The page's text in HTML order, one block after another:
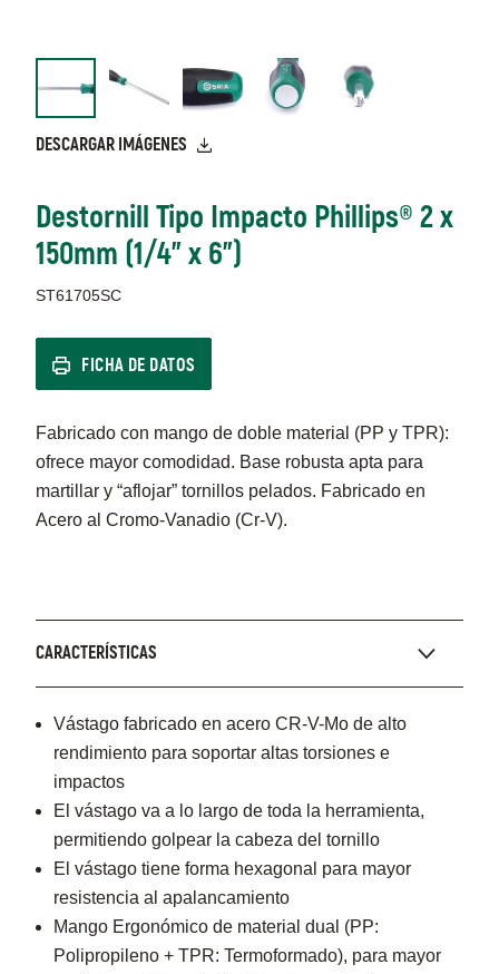
DESCARGAR IMÁGENES
Destornill Tipo Impacto Phillips® 2 x
150mm (1/4" x 6")
ST61705SC
FICHA DE DATOS
Fabricado con mango de doble material (PP y TPR):
ofrece mayor comodidad. Base robusta apta para
martillar y “aflojar” tornillos pelados. Fabricado en
Acero al Cromo-Vanadio (Cr-V).
CARACTERÍSTICAS
Vástago fabricado en acero CR-V-Mo de alto
rendimiento para soportar altas torsiones e
impactos
El vástago va a lo largo de toda la herramienta,
permitiendo golpear la cabeza del tornillo
El vástago tiene forma hexagonal para mayor
resistencia al apalancamiento
Mango Ergonómico de material dual (PP:
Polipropileno + TPR: Termoformado), para mayor